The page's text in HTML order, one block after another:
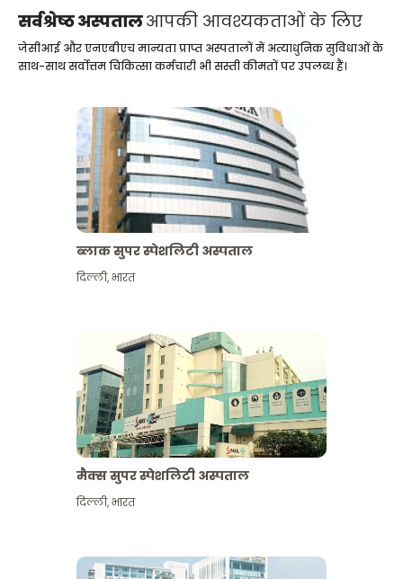
सर्वश्रेष्ठ अस्पतालआपकी आवश्यकताओं के लिए
जेसीआई और एनएबीएच मान्यता प्राप्त अस्पतालों में अत्याधुनिक सुविधाओं के
साथ-साथ सर्वोत्तम चिकित्सा कर्मचारी भी सस्ती कीमतों पर उपलब्ध हैं।
ब्लाक सुपर स्पेशलिटी अस्पताल
दिल्ली,भारत
मैक्स सुपर स्पेशलिटी अस्पताल
दिल्ली,भारत